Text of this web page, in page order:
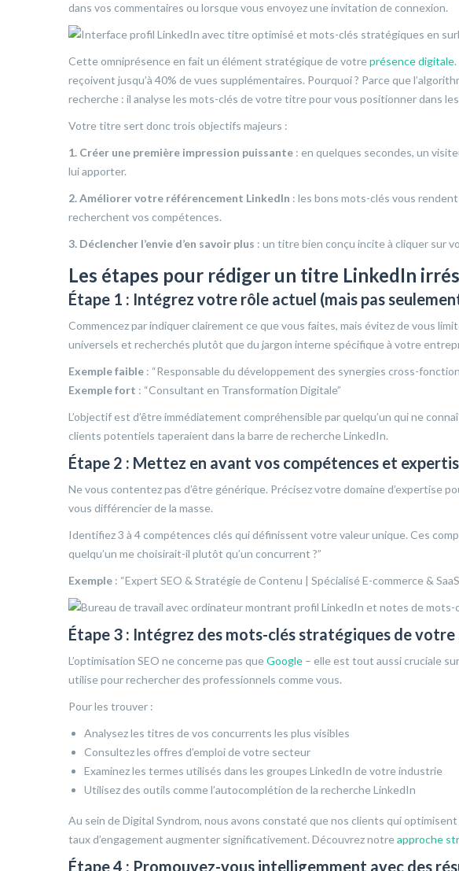
dans vos commentaires ou lorsque vous envoyez une invitation de connexion.
Cette omniprésence en fait un élément stratégique de votreprésence digitale
reçoivent jusqu’à 40% de vues supplémentaires. Pourquoi ? Parce que
recherche : il analyse les mots-clés de votre titre pour vous positionner dans
Votre titre sert donc trois objectifs majeurs :
1. Créer une première impression puissante : en quelques secondes, un
lui apporter.
2. Améliorer votre référencement LinkedIn : les bons mots-clés vous
recherchent vos compétences.
3. Déclencher l’envie d’en savoir plus : un titre bien conçu incite à cliquer sur
Les étapes pour rédiger un titre LinkedIn
Étape 1 : Intégrez votre rôle actuel (mais pas
Commencez par indiquer clairement ce que vous faites, mais évitez de vous
universels et recherchés plutôt que du jargon interne spécifique à votre
Exemple faible : “Responsable du développement des synergies cross-
Exemple fort : “Consultant en Transformation Digitale”
L’objectif est d’être immédiatement compréhensible par quelqu’un qui ne
clients potentiels taperaient dans la barre de recherche LinkedIn.
Étape 2 : Mettez en avant vos compétences et
Ne vous contentez pas d’être générique. Précisez votre domaine d’expertise
vous différencier de la masse.
Identifiez 3 à 4 compétences clés qui définissent votre valeur unique. Ces
quelqu’un me choisirait-il plutôt qu’un concurrent ?”
Exemple : “Expert SEO & Stratégie de Contenu | Spécialisé E-commerce &
Étape 3 : Intégrez des mots-clés stratégiques de
L’optimisation SEO ne concerne pas queGoogle – elle est tout aussi cruciale
utilise pour rechercher des professionnels comme vous.
Pour les trouver :
Analysez les titres de vos concurrents les plus visibles
Consultez les offres d’emploi de votre secteur
Examinez les termes utilisés dans les groupes LinkedIn de votre industrie
Utilisez des outils comme l’autocomplétion de la recherche LinkedIn
Au sein de Digital Syndrom, nous avons constaté que nos clients qui
taux d’engagement augmenter significativement. Découvrez notreapproche
Étape 4 : Promouvez-vous intelligemment avec des